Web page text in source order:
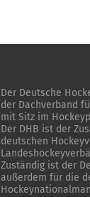
Der Deutsche
der Dachverband
mit Sitz im
Der DHB ist der
deutschen
Zuständig ist der
außerdem für die